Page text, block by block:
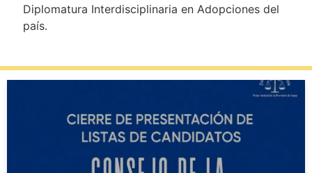
Diplomatura Interdisciplinaria en Adopciones del
país.